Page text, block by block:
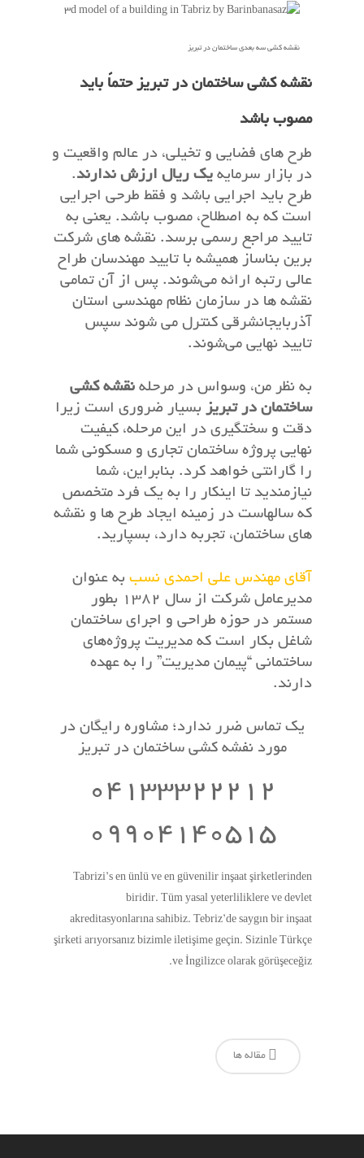
نقشه کشی سه بعدی ساختمان در تبریز
نقشه کشی ساختمان در تبریز حتماً باید
مصوب باشد
طرح های فضایی و تخیلی، در عالم واقعیت و
در بازار سرمایه یک ریال ارزش ندارند.
طرح باید اجرایی باشد و فقط طرحی اجرایی
است که به اصطلاح، مصوب باشد. یعنی به
تایید مراجع رسمی برسد. نقشه های شرکت
برین بناساز همیشه با تایید مهندسان طراح
عالی رتبه ارائه می‌شوند. پس از آن تمامی
نقشه ها در سازمان نظام مهندسی استان
آذربایجانشرقی کنترل می شوند سپس
تایید نهایی می‌شوند.
به نظر من، وسواس در مرحله نقشه کشی
ساختمان در تبریز بسیار ضروری است زیرا
دقت و سختگیری در این مرحله، کیفیت
نهایی پروژه ساختمان تجاری و مسکونی شما
را گارانتی خواهد کرد. بنابراین، شما
نیازمندید تا اینکار را به یک فرد متخصص
که سالهاست در زمینه ایجاد طرح ها و نقشه
های ساختمان، تجربه دارد، بسپارید.
آقای مهندس علی احمدی نسب به عنوان
مدیرعامل شرکت از سال ۱۳۸۲ بطور
مستمر در حوزه طراحی و اجرای ساختمان
شاغل بکار است که مدیریت پروژه‌های
ساختمانی “پیمان مدیریت” را به عهده
دارند.
یک تماس ضرر ندارد؛ مشاوره رایگان در
مورد نفشه کشی ساختمان در تبریز
04133322212
09904140515
Tabrizi’s en ünlü ve en güvenilir inşaat şirketlerinden
biridir. Tüm yasal yeterliliklere ve devlet
akreditasyonlarına sahibiz. Tebriz’de saygın bir inşaat
şirketi arıyorsanız bizimle iletişime geçin. Sizinle Türkçe
ve İngilizce olarak görüşeceğiz.
مقاله ها